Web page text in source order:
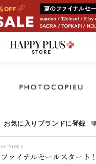
お気に入りブランドに登録
2026/8/7
ファイナルセールスタート！